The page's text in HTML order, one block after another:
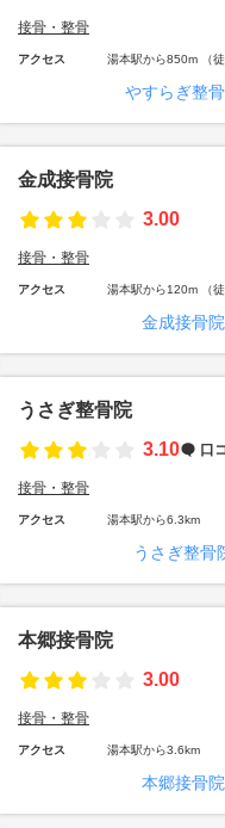
接骨・整骨
アクセス 湯本駅から850m （徒
やすらぎ整
金成接骨院
3.00
接骨・整骨
アクセス 湯本駅から120m （徒
金成接骨
うさぎ整骨院
3.10
口
接骨・整骨
アクセス 湯本駅から6.3km
うさぎ整骨
本郷接骨院
3.00
接骨・整骨
アクセス 湯本駅から3.6km
本郷接骨